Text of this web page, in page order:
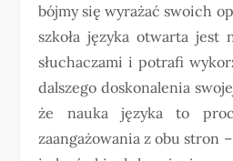
bójmy się wyrażać swoich
szkoła języka otwarta jest
słuchaczami i potrafi
dalszego doskonalenia
że nauka języka to
zaangażowania z obu stron